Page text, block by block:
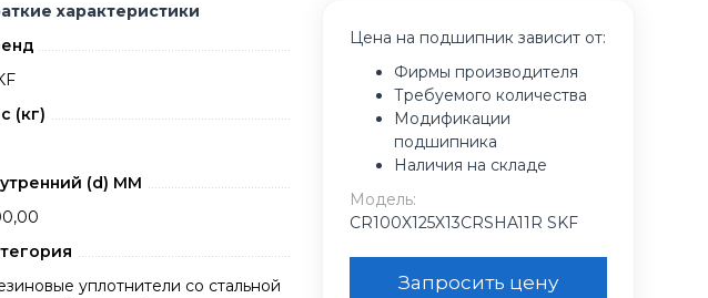
характеристики
(кг)
(d) ММ
уплотнители со стальной
Цена на подшипник зависит от:
Фирмы производителя
Требуемого количества
Модификации
подшипника
Наличия на складе
Модель:
CR100X125X13CRSHA11R SKF
Запросить цену